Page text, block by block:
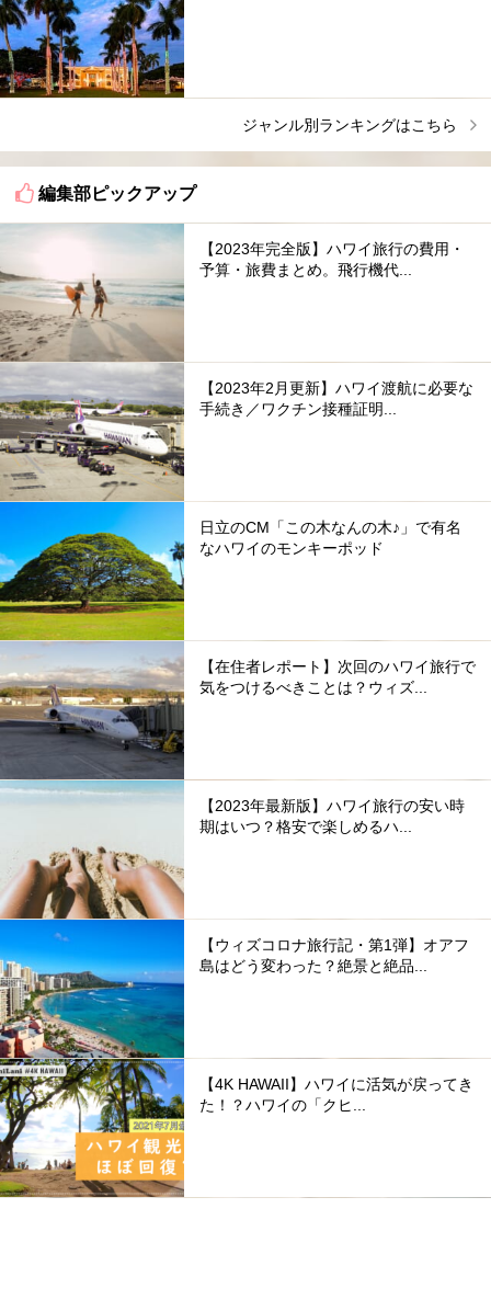
ジャンル別ランキングはこちら
編集部ピックアップ
【2023年完全版】ハワイ旅行の費用・
予算・旅費まとめ。飛行機代...
【2023年2月更新】ハワイ渡航に必要な
手続き／ワクチン接種証明...
日立のCM「この木なんの木♪」で有名
なハワイのモンキーポッド
【在住者レポート】次回のハワイ旅行で
気をつけるべきことは？ウィズ...
【2023年最新版】ハワイ旅行の安い時
期はいつ？格安で楽しめるハ...
【ウィズコロナ旅行記・第1弾】オアフ
島はどう変わった？絶景と絶品...
【4K HAWAII】ハワイに活気が戻ってき
た！？ハワイの「クヒ...